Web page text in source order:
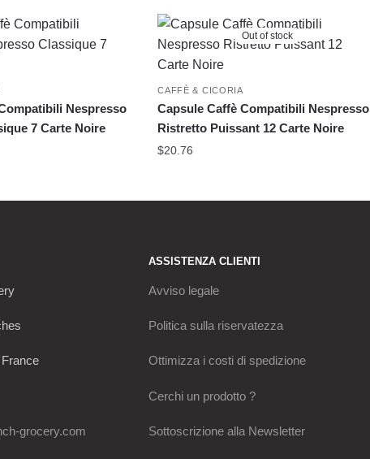
Nespresso
7 Carte Noire
Out of stock
CAFFÈ & CICORIA
Capsule Caffè Compatibili Nespresso
Ristretto Puissant 12 Carte Noire
$20.76
grocery.com
ASSISTENZA CLIENTI
Avviso legale
Politica sulla riservatezza
Ottimizza i costi di spedizione
Cerchi un prodotto ?
Sottoscrizione alla Newsletter